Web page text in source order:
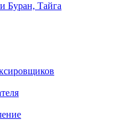
Буран, Тайга